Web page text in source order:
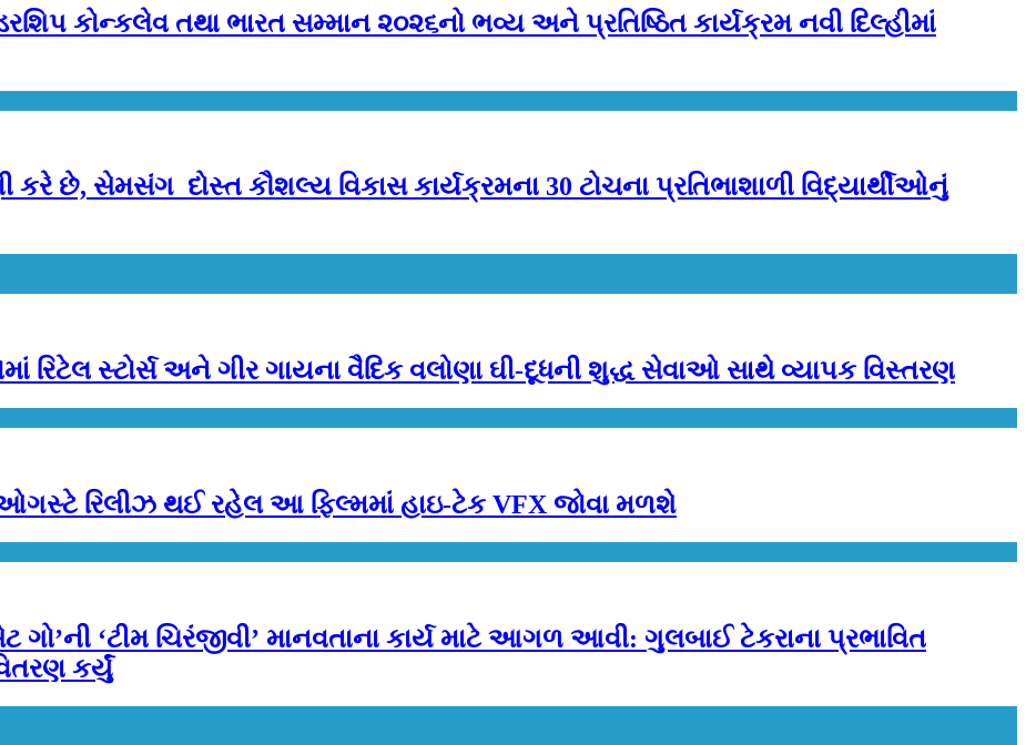
કોન્કલેવ તથા ભારત સમ્માન ૨૦૨૬નો ભવ્ય અને પ્રતિષ્ઠિત કાર્યક્રમ નવી દિલ્હીમાં
છે, સેમસંગ દોસ્ત કૌશલ્ય વિકાસ કાર્યક્રમના 30 ટોચના પ્રતિભાશાળી વિદ્યાર્થીઓનું
રિટેલ સ્ટોર્સ અને ગીર ગાયના વૈદિક વલોણા ઘી-દૂધની શુદ્ધ સેવાઓ સાથે વ્યાપક વિસ્તરણ
ઓગસ્ટે રિલીઝ થઈ રહેલ આ ફિલ્મમાં હાઇ-ટેક VFX જોવા મળશે
ગો’ની ‘ટીમ ચિરંજીવી’ માનવતાના કાર્ય માટે આગળ આવી: ગુલબાઈ ટેકરાના પ્રભાવિત
કર્યું